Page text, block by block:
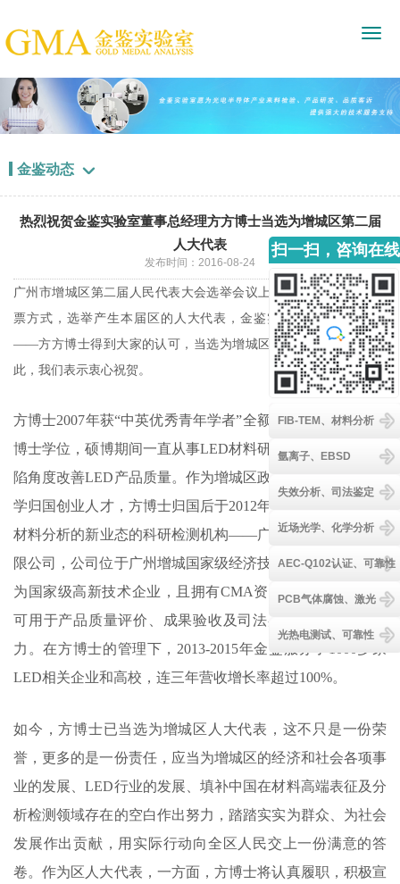
金鉴动态 
热烈祝贺金鉴实验室董事总经理方方博士当选为增城区第二届
人大代表
发布时间：2016-08-24
广州市增城区第二届人民代表大会选举会议上，代表们以无记名投
票方式，选举产生本届区的人大代表，金鉴实验室的董事总经理
——方方博士得到大家的认可，当选为增城区第二届人大代表。对
此，我们表示衷心祝贺。
方博士2007年获“中英优秀青年学者”全额奖学金到剑桥攻读
博士学位，硕博期间一直从事LED材料研究，从查找材料缺
陷角度改善LED产品质量。作为增城区政府引进的第一批留
学归国创业人才，方博士归国后于2012年创办了专注于LED
材料分析的新业态的科研检测机构——广东金鉴检测科技有
限公司，公司位于广州增城国家级经济技术开发区，已被评
为国家级高新技术企业，且拥有CMA资质，所发布的报告
可用于产品质量评价、成果验收及司法鉴定，具有法律效
力。在方博士的管理下，2013-2015年金鉴服务了1000多家
LED相关企业和高校，连三年营收增长率超过100%。
如今，方博士已当选为增城区人大代表，这不只是一份荣
誉，更多的是一份责任，应当为增城区的经济和社会各项事
业的发展、LED行业的发展、填补中国在材料高端表征及分
析检测领域存在的空白作出努力，踏踏实实为群众、为社会
发展作出贡献，用实际行动向全区人民交上一份满意的答
卷。作为区人大代表，一方面，方博士将认真履职，积极宣
扫一扫，咨询在线
客服
FIB-TEM、材料分析
氩离子、EBSD
失效分析、司法鉴定
近场光学、化学分析
AEC-Q102认证、可靠性
PCB气体腐蚀、激光
光热电测试、可靠性